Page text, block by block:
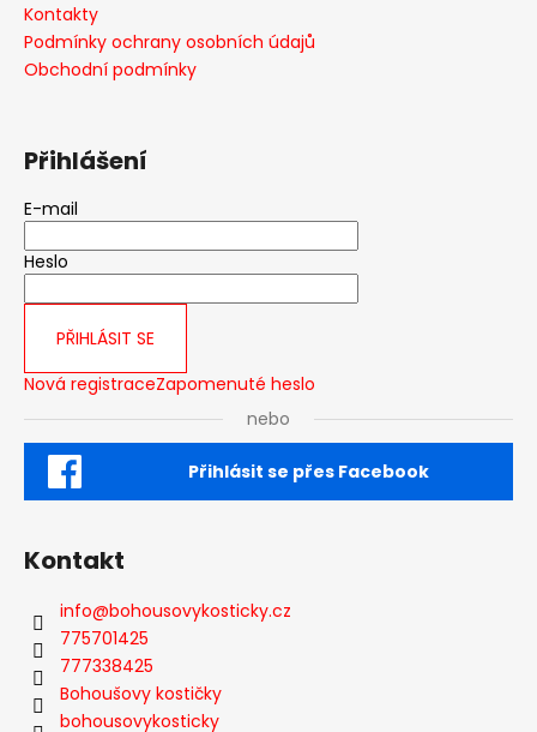
Kontakty
Podmínky ochrany osobních údajů
Obchodní podmínky
Přihlášení
E-mail
Heslo
PŘIHLÁSIT SE
Nová registraceZapomenuté heslo
nebo
Přihlásit se přes Facebook
Kontakt
info@bohousovykosticky.cz
775701425
777338425
Bohoušovy kostičky
bohousovykosticky